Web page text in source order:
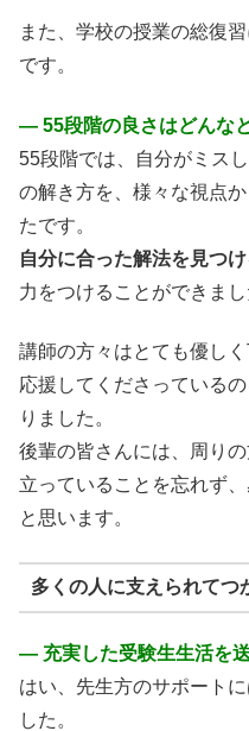
また、学校の授業の総復
です。
― 55段階の良さはどんな
55段階では、自分がミス
の解き方を、様々な視点
たです。
自分に合った解法を見つ
力をつけることができまし
講師の方々はとても優し
応援してくださっている
りました。
後輩の皆さんには、周り
立っていることを忘れず
と思います。
多くの人に支えられてつ
― 充実した受験生生活を
はい、先生方のサポート
した。